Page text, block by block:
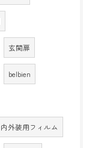
玄関扉
belbien
内外装用フィルム